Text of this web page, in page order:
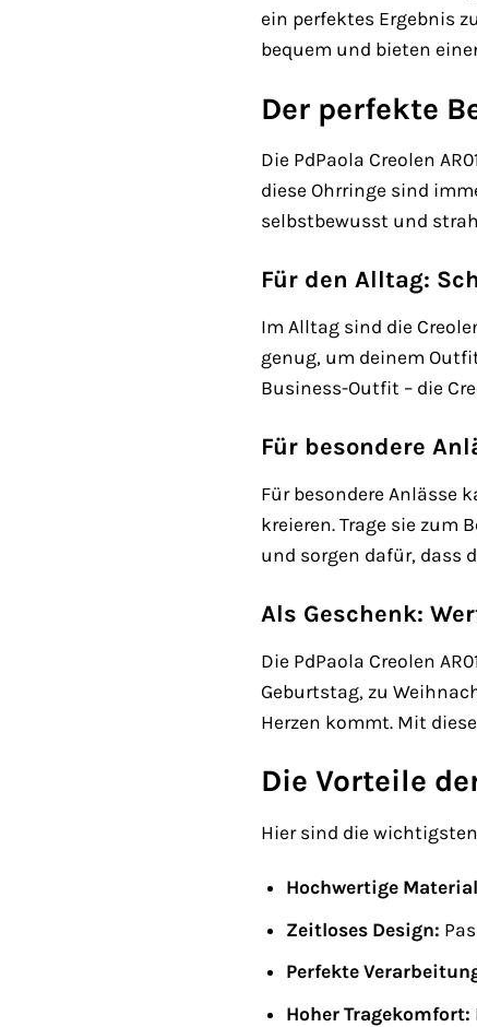
ein perfektes Ergebnis
bequem und bieten
Der perfekte
Die PdPaola Creolen
diese Ohrringe sind
selbstbewusst und
Für den Alltag:
Im Alltag sind die
genug, um deinem
Business-Outfit – die
Für besondere
Für besondere Anlässe
kreieren. Trage sie zum
und sorgen dafür, dass
Als Geschenk:
Die PdPaola Creolen
Geburtstag, zu
Herzen kommt. Mit
Die Vorteile
Hier sind die
Hochwertige
Zeitloses Design:
Perfekte
Hoher Tragekomfort: